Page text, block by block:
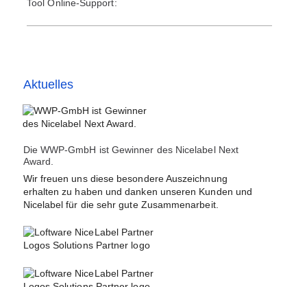
Tool Online-Support:
Aktuelles
Die WWP-GmbH ist Gewinner des Nicelabel Next
Award.
Wir freuen uns diese besondere Auszeichnung
erhalten zu haben und danken unseren Kunden und
Nicelabel für die sehr gute Zusammenarbeit.